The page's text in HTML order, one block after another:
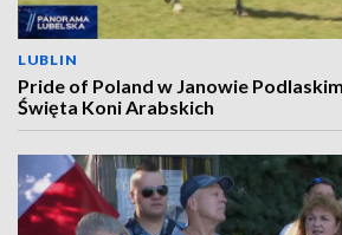
LUBLIN
Pride of Poland w Janowie
Święta Koni Arabskich